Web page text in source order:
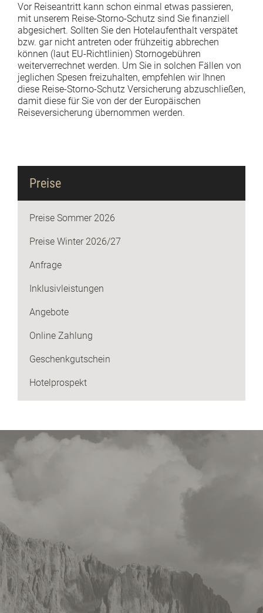
Vor Reiseantritt kann schon einmal etwas passieren,
mit unserem Reise-Storno-Schutz sind Sie finanziell
abgesichert. Sollten Sie den Hotelaufenthalt verspätet
bzw. gar nicht antreten oder frühzeitig abbrechen
können (laut EU-Richtlinien) Stornogebühren
weiterverrechnet werden. Um Sie in solchen Fällen von
jeglichen Spesen freizuhalten, empfehlen wir Ihnen
diese Reise-Storno-Schutz Versicherung abzuschließen,
damit diese für Sie von der der Europäischen
Reiseversicherung übernommen werden.
Preise
Preise Sommer 2026
Preise Winter 2026/27
Anfrage
Inklusivleistungen
Angebote
Online Zahlung
Geschenkgutschein
Hotelprospekt